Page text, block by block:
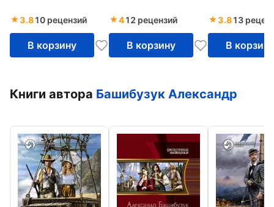
3.810 рецензий
В корзину
412 рецензий
В корзину
3.813
В корзину
Книги автора Башибузук Александр